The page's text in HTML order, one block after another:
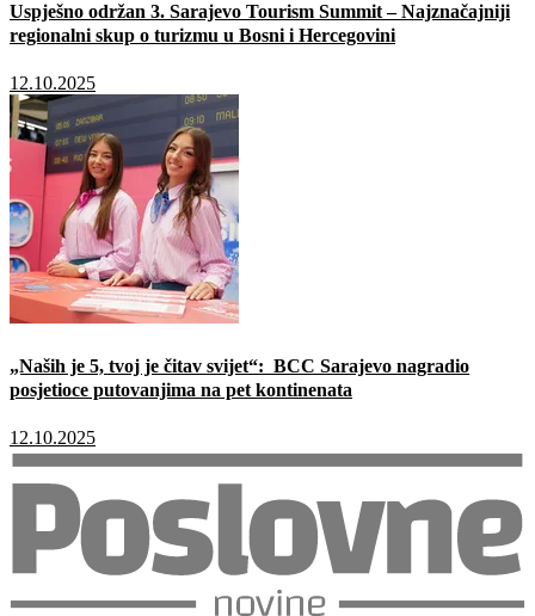
Uspješno održan 3. Sarajevo Tourism Summit – Najznačajniji
regionalni skup o turizmu u Bosni i Hercegovini
12.10.2025
„Naših je 5, tvoj je čitav svijet“: BCC Sarajevo nagradio
posjetioce putovanjima na pet kontinenata
12.10.2025